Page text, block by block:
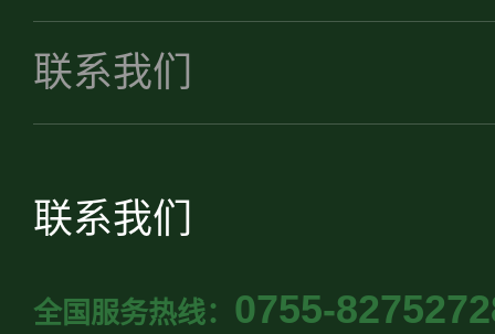
联系我们
联系我们
全国服务热线： 0755-